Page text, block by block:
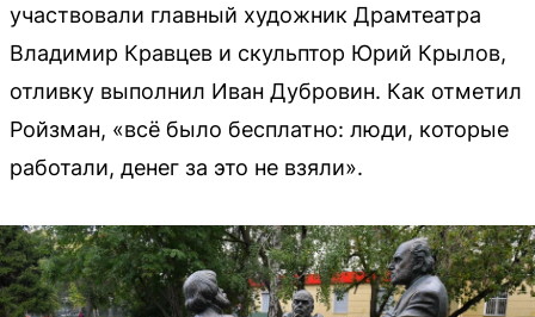
участвовали главный художник Драмтеатра
Владимир Кравцев и скульптор Юрий Крылов,
отливку выполнил Иван Дубровин. Как отметил
Ройзман, «всё было бесплатно: люди, которые
работали, денег за это не взяли».